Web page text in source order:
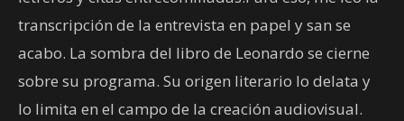
transcripción de la entrevista en papel y san se
acabo. La sombra del libro de Leonardo se cierne
sobre su programa. Su origen literario lo delata y
lo limita en el campo de la creación audiovisual.